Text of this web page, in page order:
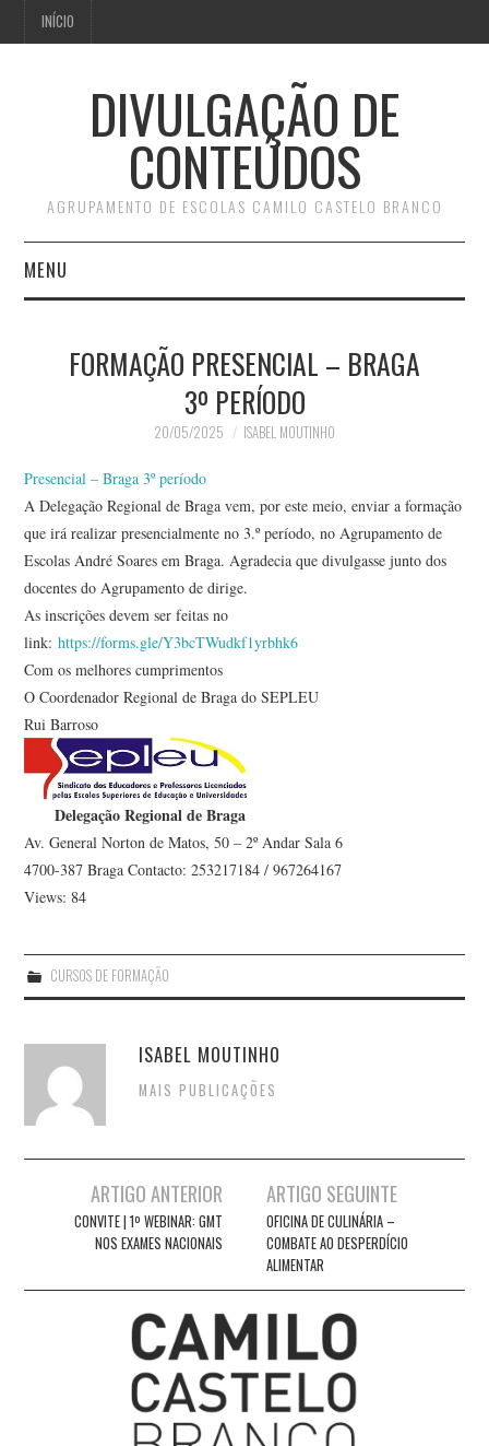
INÍCIO
DIVULGAÇÃO DE
CONTEÚDOS
AGRUPAMENTO DE ESCOLAS CAMILO CASTELO BRANCO
MENU
FORMAÇÃO PRESENCIAL – BRAGA
3º PERÍODO
20/05/2025 ISABEL MOUTINHO
Presencial – Braga 3º período
A Delegação Regional de Braga vem, por este meio, enviar a formação
que irá realizar presencialmente no 3.º período, no Agrupamento de
Escolas André Soares em Braga. Agradecia que divulgasse junto dos
docentes do Agrupamento de dirige.
As inscrições devem ser feitas no
link:https://forms.gle/Y3bcTWudkf1yrbhk6
Com os melhores cumprimentos
O Coordenador Regional de Braga do SEPLEU
Rui Barroso
Delegação Regional de Braga
Av. General Norton de Matos, 50 – 2º Andar Sala 6
4700-387 Braga Contacto: 253217184 / 967264167
Views: 84
CURSOS DE FORMAÇÃO
ISABEL MOUTINHO
MAIS PUBLICAÇÕES
navigation
ARTIGO ANTERIOR
CONVITE | 1º WEBINAR: GMT
NOS EXAMES NACIONAIS
ARTIGO SEGUINTE
OFICINA DE CULINÁRIA –
COMBATE AO DESPERDÍCIO
ALIMENTAR